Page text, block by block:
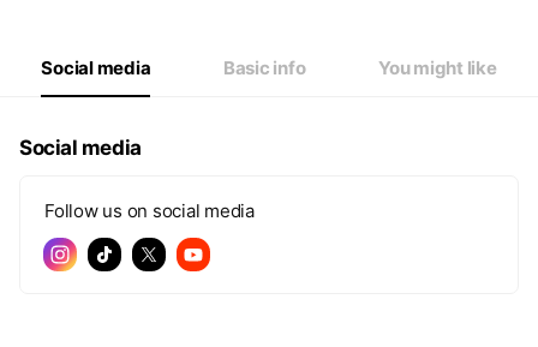
09:00 - 18:00
Social media Basic info You might like
Social media
Follow us on social media